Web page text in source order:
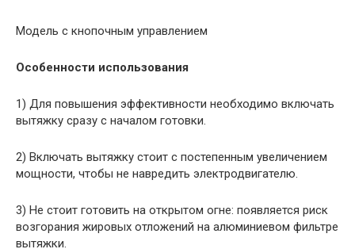
Модель с кнопочным управлением
Особенности использования
1) Для повышения эффективности необходимо включать
вытяжку сразу с началом готовки.
2) Включать вытяжку стоит с постепенным увеличением
мощности, чтобы не навредить электродвигателю.
3) Не стоит готовить на открытом огне: появляется риск
возгорания жировых отложений на алюминиевом фильтре
вытяжки.